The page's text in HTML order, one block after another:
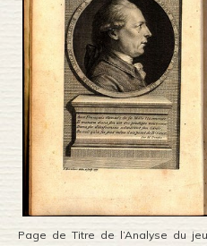
Page de Titre de l’Analyse du